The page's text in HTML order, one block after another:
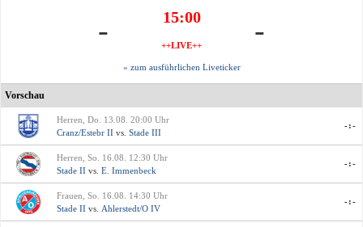
- 15:00
++LIVE++ -
» zum ausführlichen Liveticker
Vorschau
Herren, Do. 13.08. 20:00 Uhr
Cranz/Estebr II vs. Stade III
-:-
Herren, So. 16.08. 12:30 Uhr
Stade II vs. E. Immenbeck
-:-
Frauen, So. 16.08. 14:30 Uhr
Stade II vs. Ahlerstedt/O IV
-:-